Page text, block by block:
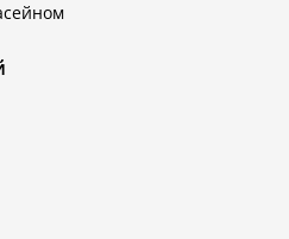
з басейном
області
з басейном
області